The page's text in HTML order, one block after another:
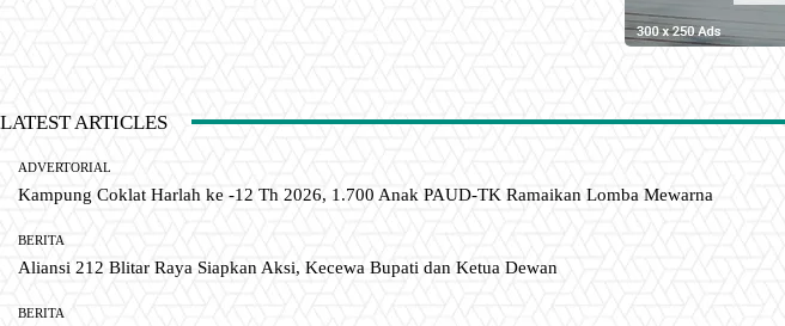
LATEST ARTICLES
ADVERTORIAL
Kampung Coklat Harlah ke -12 Th 2026, 1.700 Anak PAUD-TK Ramaikan Lomba Mewarna
BERITA
Aliansi 212 Blitar Raya Siapkan Aksi, Kecewa Bupati dan Ketua Dewan
BERITA